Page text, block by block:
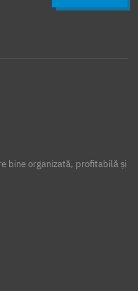
bine organizată, profitabilă și